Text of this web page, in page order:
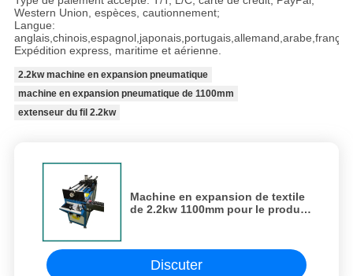
Western Union, espèces, cautionnement;
Langue:
Expédition express, maritime et aérienne.
2.2kw machine en expansion pneumatique
machine en expansion pneumatique de 1100mm
extenseur du fil 2.2kw
Machine en expansion de textile
de 2.2kw 1100mm pour le produit
Discuter